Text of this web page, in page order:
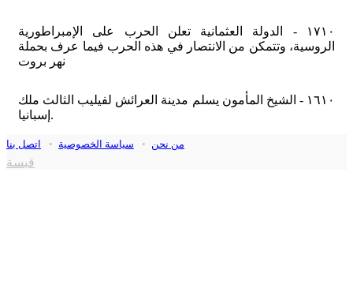
١٧١٠ - الدولة العثمانية تعلن الحرب على الإمبراطورية
الروسية، وتتمكن من الانتصار في هذه الحرب فيما عرف بحملة
نهر بروت
١٦١٠ - الشيخ المأمون يسلم مدينة العرائش لفيليب الثالث ملك
إسبانيا.
من نحن • سياسة الخصوصية • اتصل بنا
قبسة